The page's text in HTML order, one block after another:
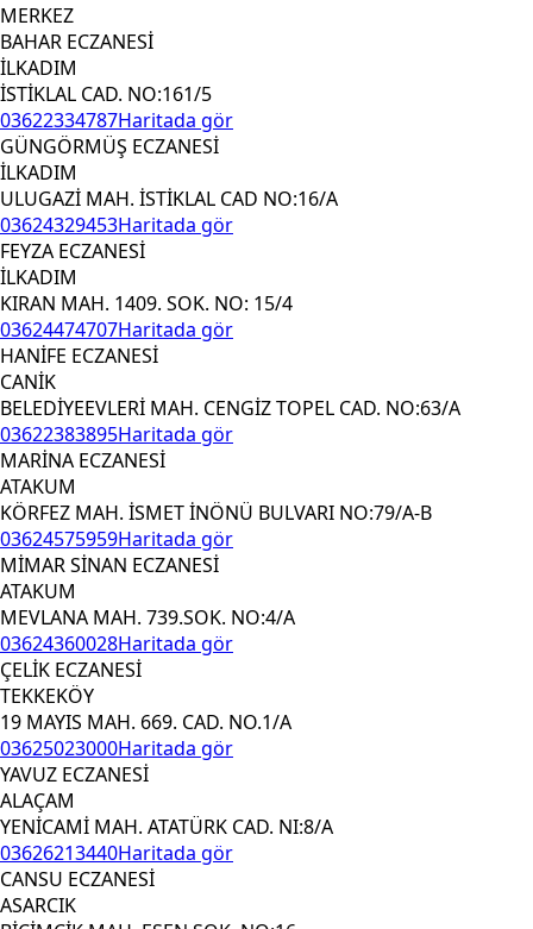
MERKEZ
BAHAR ECZANESİ
İLKADIM
İSTİKLAL CAD. NO:161/5
03622334787Haritada gör
GÜNGÖRMÜŞ ECZANESİ
İLKADIM
ULUGAZİ MAH. İSTİKLAL CAD NO:16/A
03624329453Haritada gör
FEYZA ECZANESİ
İLKADIM
KIRAN MAH. 1409. SOK. NO: 15/4
03624474707Haritada gör
HANİFE ECZANESİ
CANİK
BELEDİYEEVLERİ MAH. CENGİZ TOPEL CAD. NO:63/A
03622383895Haritada gör
MARİNA ECZANESİ
ATAKUM
KÖRFEZ MAH. İSMET İNÖNÜ BULVARI NO:79/A-B
03624575959Haritada gör
MİMAR SİNAN ECZANESİ
ATAKUM
MEVLANA MAH. 739.SOK. NO:4/A
03624360028Haritada gör
ÇELİK ECZANESİ
TEKKEKÖY
19 MAYIS MAH. 669. CAD. NO.1/A
03625023000Haritada gör
YAVUZ ECZANESİ
ALAÇAM
YENİCAMİ MAH. ATATÜRK CAD. NI:8/A
03626213440Haritada gör
CANSU ECZANESİ
ASARCIK